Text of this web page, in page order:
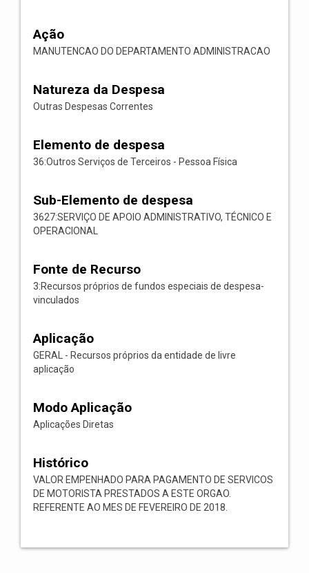
Ação
MANUTENCAO DO DEPARTAMENTO ADMINISTRACAO
Natureza da Despesa
Outras Despesas Correntes
Elemento de despesa
36:Outros Serviços de Terceiros - Pessoa Física
Sub-Elemento de despesa
3627:SERVIÇO DE APOIO ADMINISTRATIVO, TÉCNICO E
OPERACIONAL
Fonte de Recurso
3:Recursos próprios de fundos especiais de despesa-
vinculados
Aplicação
GERAL - Recursos próprios da entidade de livre
aplicação
Modo Aplicação
Aplicações Diretas
Histórico
VALOR EMPENHADO PARA PAGAMENTO DE SERVICOS
DE MOTORISTA PRESTADOS A ESTE ORGAO.
REFERENTE AO MES DE FEVEREIRO DE 2018.